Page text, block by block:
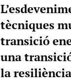
tècniques
transició
una
la